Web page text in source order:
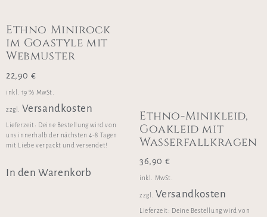
Ethno Minirock
im Goastyle mit
Webmuster
22,90 €
inkl. 19 % MwSt.
zzgl. Versandkosten
Lieferzeit: Deine Bestellung wird von
uns innerhalb der nächsten 4-8 Tagen
mit Liebe verpackt und versendet!
In den Warenkorb
Ethno-Minikleid,
Goakleid mit
Wasserfallkragen
36,90 €
inkl. MwSt.
zzgl. Versandkosten
Lieferzeit: Deine Bestellung wird von